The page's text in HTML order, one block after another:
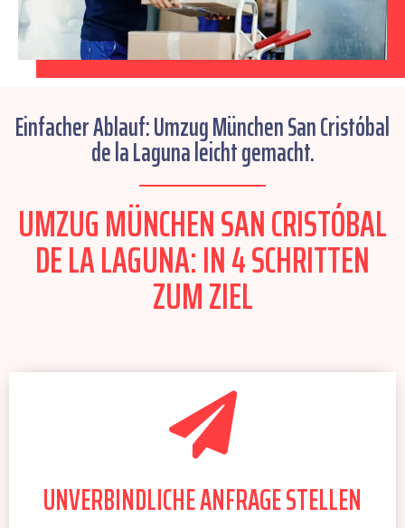
Einfacher Ablauf: Umzug München San Cristóbal
de la Laguna leicht gemacht.
UMZUG MÜNCHEN SAN CRISTÓBAL
DE LA LAGUNA: IN 4 SCHRITTEN
ZUM ZIEL
UNVERBINDLICHE ANFRAGE STELLEN